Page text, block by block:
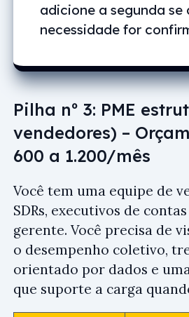
adicione a segunda se
necessidade for
Pilha nº 3: PME
vendedores) –
600 a 1.200/mês
Você tem uma equipe de
SDRs, executivos de
gerente. Você precisa de
o desempenho coletivo,
orientado por dados e
que suporte a carga